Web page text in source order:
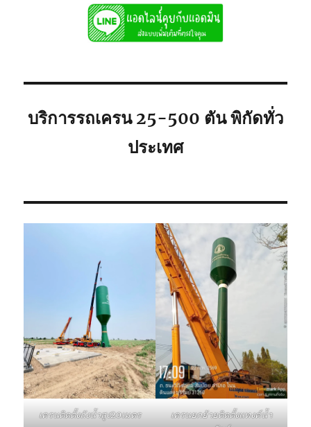
วิน
ศรีราชา
พิกัด
ยก
บริการรถเครน 25-500 ตัน พิกัดทั่ว
ประเทศ
เครนติดตั้งถังน้ำสูง20เมตร
เครนยกย้ายติดตั้งแทงค์น้ำ